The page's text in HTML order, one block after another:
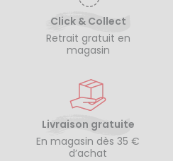
Click & Collect
Retrait gratuit en
magasin
Livraison gratuite
En magasin dès 35 €
d’achat